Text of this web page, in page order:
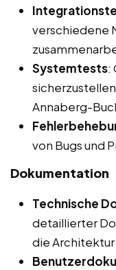
verschiedene
Systemtests:
Annaberg-
von Bugs und
Dokumentation
Technische
detaillierter
die